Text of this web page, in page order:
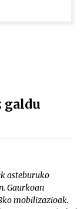
galdu
asteburuko
Gaurkoan
mobilizazioak.